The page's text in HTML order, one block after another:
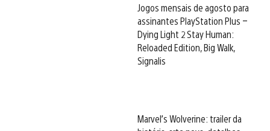
Jogos mensais de agosto para
assinantes PlayStation Plus –
Dying Light 2 Stay Human:
Reloaded Edition, Big Walk,
Signalis
Marvel’s Wolverine: trailer da